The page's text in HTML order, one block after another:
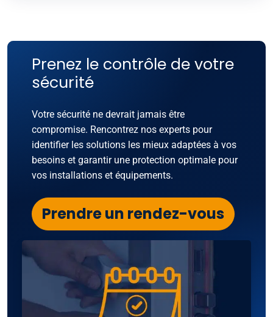
Prenez le contrôle de votre
sécurité
Votre sécurité ne devrait jamais être
compromise. Rencontrez nos experts pour
identifier les solutions les mieux adaptées à vos
besoins et garantir une protection optimale pour
vos installations et équipements.
Prendre un rendez-vous